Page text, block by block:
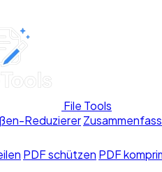
File Tools
Reduzierer
PDF schützen PDF